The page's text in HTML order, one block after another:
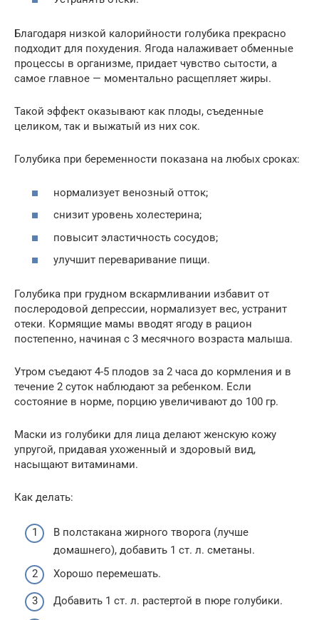
Благодаря низкой калорийности голубика прекрасно
подходит для похудения. Ягода налаживает обменные
процессы в организме, придает чувство сытости, а
самое главное — моментально расщепляет жиры.
Такой эффект оказывают как плоды, съеденные
целиком, так и выжатый из них сок.
Голубика при беременности показана на любых сроках:
нормализует венозный отток;
снизит уровень холестерина;
повысит эластичность сосудов;
улучшит переваривание пищи.
Голубика при грудном вскармливании избавит от
послеродовой депрессии, нормализует вес, устранит
отеки. Кормящие мамы вводят ягоду в рацион
постепенно, начиная с 3 месячного возраста малыша.
Утром съедают 4-5 плодов за 2 часа до кормления и в
течение 2 суток наблюдают за ребенком. Если
состояние в норме, порцию увеличивают до 100 гр.
Маски из голубики для лица делают женскую кожу
упругой, придавая ухоженный и здоровый вид,
насыщают витаминами.
Как делать:
В полстакана жирного творога (лучше
домашнего), добавить 1 ст. л. сметаны.
Хорошо перемешать.
Добавить 1 ст. л. растертой в пюре голубики.